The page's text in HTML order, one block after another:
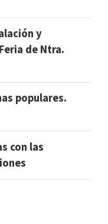
y
de Ntra.
populares.
con las